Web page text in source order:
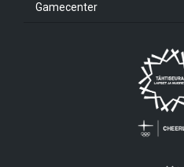
Gamecenter